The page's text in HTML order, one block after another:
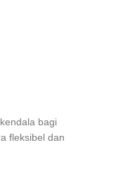
bagi
fleksibel dan